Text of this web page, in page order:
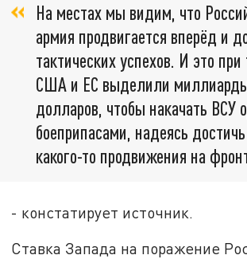
На местах мы видим, что
армия продвигается вперёд и
тактических успехов. И это
США и ЕС выделили
долларов, чтобы накачать ВСУ
боеприпасами, надеясь
какого-то продвижения на
- констатирует источник.
Ставка Запада на поражение